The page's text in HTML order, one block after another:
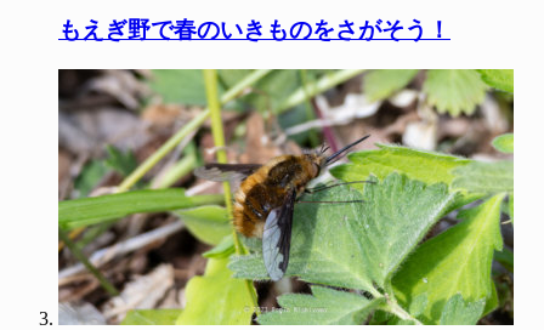
もえぎ野で春のいきものをさがそう！